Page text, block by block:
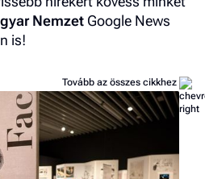
Nemzet Google News
is!
Tovább az összes cikkhez